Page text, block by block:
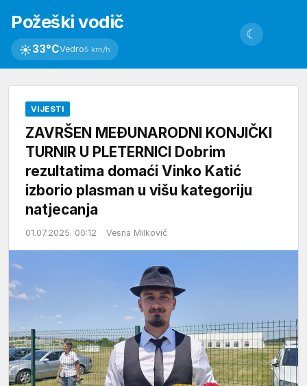
Požeški vodič
☀33°CVedro5 km/h
☾
VIJESTI
ZAVRŠEN MEĐUNARODNI KONJIČKI
TURNIR U PLETERNICI Dobrim
rezultatima domaći Vinko Katić
izborio plasman u višu kategoriju
natjecanja
01.07.2025. 00:12 Vesna Milković